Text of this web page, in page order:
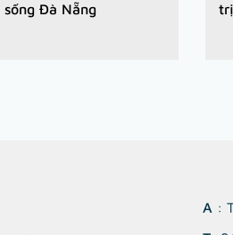
Đà Nẵng
A :